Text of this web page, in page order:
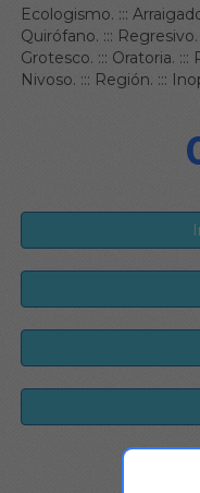
Ecologismo. :::
Quirófano. ::: Regresivo.
Grotesco. ::: Oratoria. :::
Nivoso. ::: Región. :::